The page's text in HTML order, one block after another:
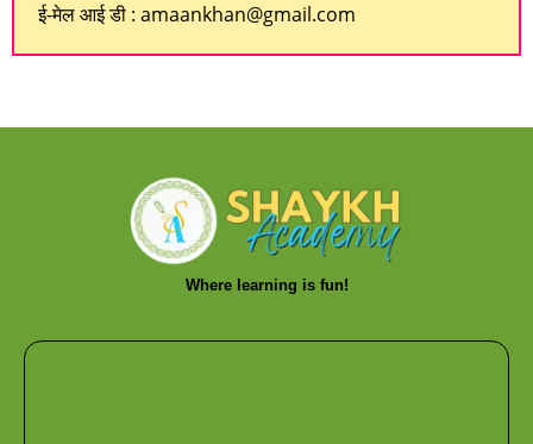
ई-मेल आई डी : amaankhan@gmail.com
Where learning is fun!